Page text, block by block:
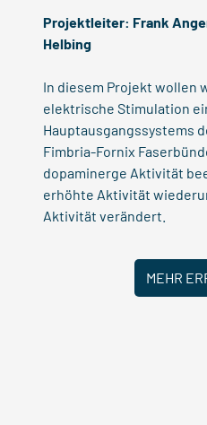
Projektleiter: Frank
Helbing
In diesem Projekt wollen
elektrische Stimulation
Hauptausgangssystems
Fimbria-Fornix
dopaminerge Aktivität
erhöhte Aktivität
Aktivität verändert.
MEHR